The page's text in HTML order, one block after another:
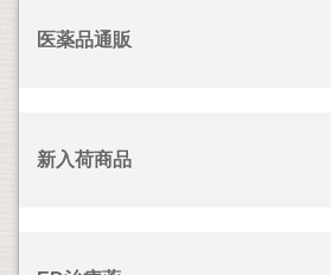
医薬品通販
新入荷商品